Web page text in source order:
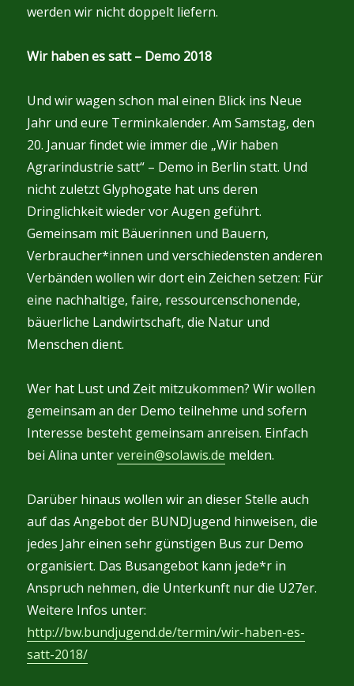
werden wir nicht doppelt liefern.
Wir haben es satt – Demo 2018
Und wir wagen schon mal einen Blick ins Neue
Jahr und eure Terminkalender. Am Samstag, den
20. Januar findet wie immer die „Wir haben
Agrarindustrie satt“ – Demo in Berlin statt. Und
nicht zuletzt Glyphogate hat uns deren
Dringlichkeit wieder vor Augen geführt.
Gemeinsam mit Bäuerinnen und Bauern,
Verbraucher*innen und verschiedensten anderen
Verbänden wollen wir dort ein Zeichen setzen: Für
eine nachhaltige, faire, ressourcenschonende,
bäuerliche Landwirtschaft, die Natur und
Menschen dient.
Wer hat Lust und Zeit mitzukommen? Wir wollen
gemeinsam an der Demo teilnehme und sofern
Interesse besteht gemeinsam anreisen. Einfach
bei Alina unterverein@solawis.de melden.
Darüber hinaus wollen wir an dieser Stelle auch
auf das Angebot der BUNDJugend hinweisen, die
jedes Jahr einen sehr günstigen Bus zur Demo
organisiert. Das Busangebot kann jede*r in
Anspruch nehmen, die Unterkunft nur die U27er.
Weitere Infos unter:
http://bw.bundjugend.de/termin/wir-haben-es-
satt-2018/